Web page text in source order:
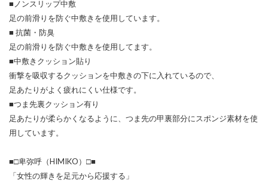
■ノンスリップ中敷
足の前滑りを防ぐ中敷きを使用しています。
■ 抗菌・防臭
足の前滑りを防ぐ中敷きを使用してます。
■中敷きクッション貼り
衝撃を吸収するクッションを中敷きの下に入れているので、
足あたりがよく疲れにくい仕様です。
■つま先裏クッション有り
足あたりが柔らかくなるように、つま先の甲裏部分にスポンジ素材を使
用しています。
■□卑弥呼（HIMIKO）□■
「女性の輝きを足元から応援する」